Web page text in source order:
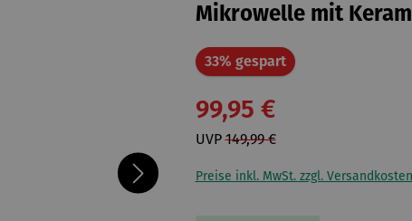
Mikrowelle mit
33% gespartRabatt
99,95 €
UVP149,99 €
Preise inkl. MwSt. zzgl. Versandkosten